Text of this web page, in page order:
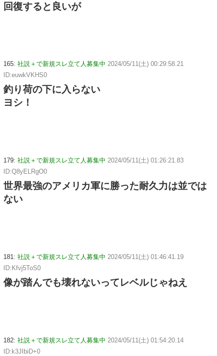
回復すると良いが
165: 社説＋で新規スレ立て人募集中 2024/05/11(土) 00:29:58.21
ID:euwkVKHS0
釣り荷の下に入らない
ヨシ！
179: 社説＋で新規スレ立て人募集中 2024/05/11(土) 01:26:21.83
ID:Q8yELRgO0
世界最強のアメリカ軍に勝った耐久力は並では
ない
181: 社説＋で新規スレ立て人募集中 2024/05/11(土) 01:46:41.19
ID:Kfvj5ToS0
像が踏んでも壊れないってレベルじゃねえ
182: 社説＋で新規スレ立て人募集中 2024/05/11(土) 01:54:20.14
ID:k3JIbiD+0